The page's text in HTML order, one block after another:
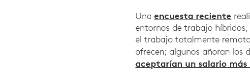
Unaencuesta reciente
entornos de trabajo
el trabajo totalmente
ofrecen; algunos añoran los
aceptarían un salario más